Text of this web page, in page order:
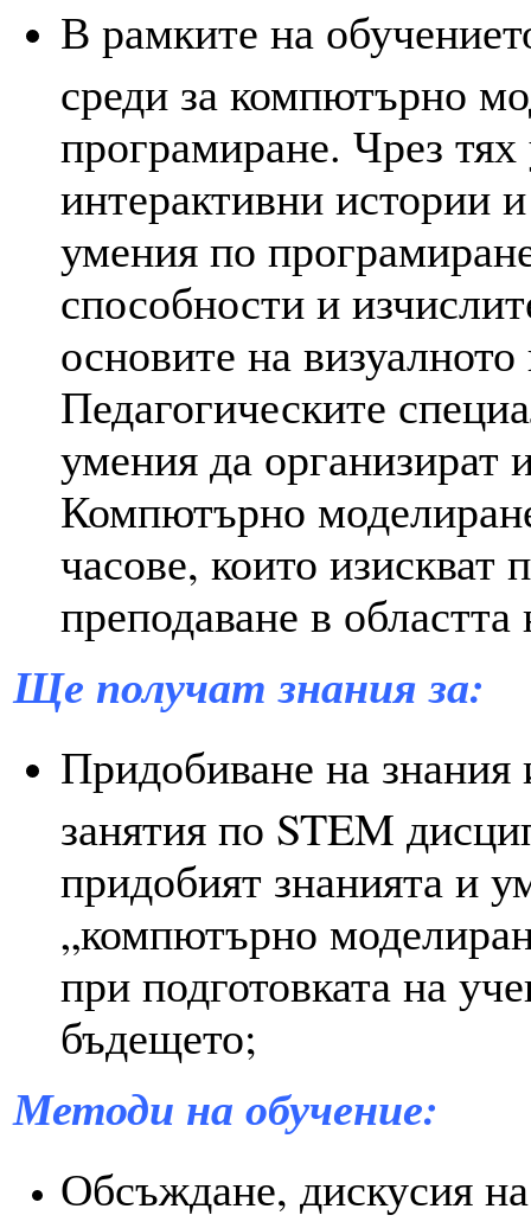
В рамките на
среди за компютърно
програмиране. Чрез
интерактивни истории
умения по
способности и
основите на
Педагогическите
умения да организират
Компютърно
часове, които изискват
преподаване в
Ще получат знания за:
Придобиване на
занятия по STEM
придобият знанията и
„компютърно
при подготовката на
бъдещето;
Методи на обучение:
Обсъждане, дискусия